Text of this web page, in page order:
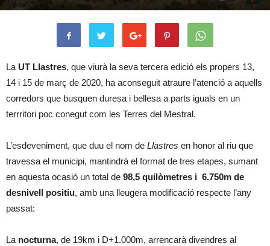
La UT Llastres, que viurà la seva tercera edició els propers 13,
14 i 15 de març de 2020, ha aconseguit atraure l’atenció a aquells
corredors que busquen duresa i bellesa a parts iguals en un
terrritori poc conegut com les Terres del Mestral.
L’esdeveniment, que duu el nom de Llastres en honor al riu que
travessa el municipi, mantindrà el format de tres etapes, sumant
en aquesta ocasió un total de 98,5 quilòmetres i 6.750m de
desnivell positiu, amb una lleugera modificació respecte l’any
passat:
La nocturna, de 19km i D+1.000m, arrencarà divendres al